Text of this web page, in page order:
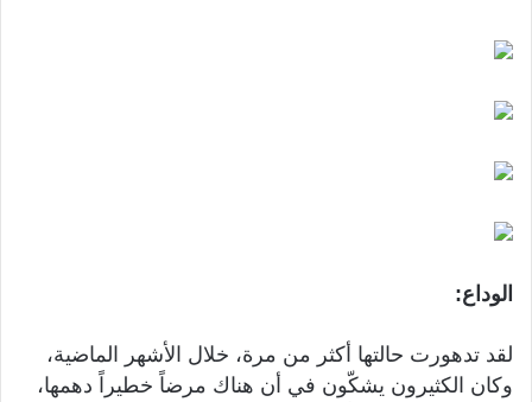
الوداع:
لقد تدهورت حالتها أكثر من مرة، خلال الأشهر الماضية،
وكان الكثيرون يشكّون في أن هناك مرضاً خطيراً دهمها،